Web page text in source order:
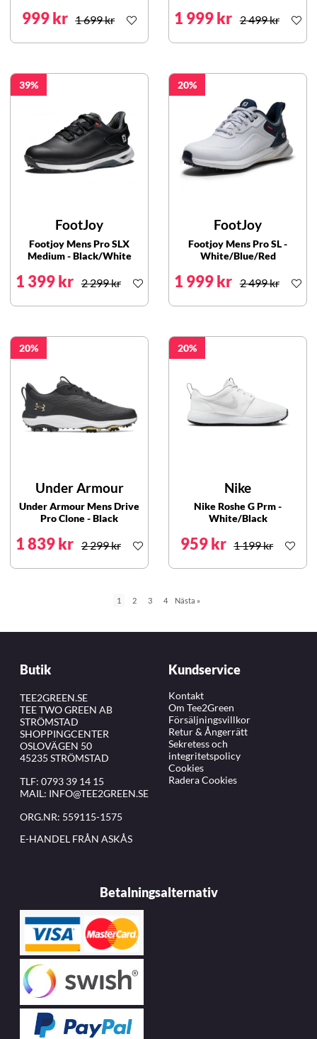
999 kr 1 699 kr 1 999 kr 2 499 kr
39
FootJoy
Footjoy Mens Pro SLX
Medium - Black/White
1 399 kr 2 299 kr
20
FootJoy
Footjoy Mens Pro SL -
White/Blue/Red
1 999 kr 2 499 kr
20
Under Armour
Under Armour Mens Drive
Pro Clone - Black
1 839 kr 2 299 kr
20
Nike
Nike Roshe G Prm -
White/Black
959 kr 1 199 kr
1 2 3 4 Nästa »
Butik
TEE2GREEN.SE
TEE TWO GREEN AB
STRÖMSTAD
SHOPPINGCENTER
OSLOVÄGEN 50
45235 STRÖMSTAD
TLF: 0793 39 14 15
MAIL: INFO@TEE2GREEN.SE
ORG.NR: 559115-1575
E-HANDEL FRÅN ASKÅS
Kundservice
Kontakt
Om Tee2Green
Försäljningsvillkor
Retur & Ångerrätt
Sekretess och
integritetspolicy
Cookies
Radera Cookies
Betalningsalternativ